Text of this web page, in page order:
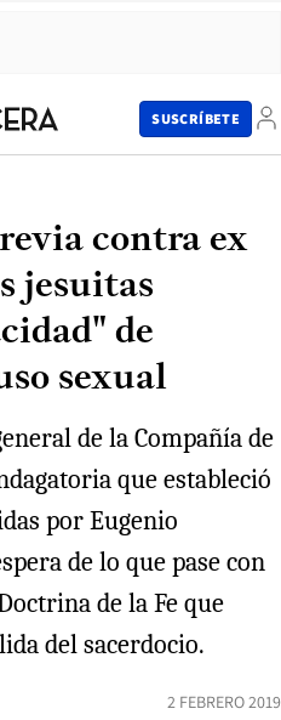
SUSCRÍBETE
contra ex
jesuitas
de
sexual
de la Compañía de
que estableció
por Eugenio
de lo que pase con
de la Fe que
del sacerdocio.
2 FEBRERO 2019